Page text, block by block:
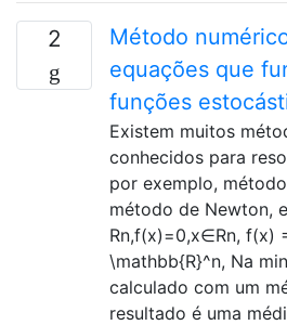
2
Método
equações que
funções
Existem muitos
conhecidos para
por exemplo,
método de Newton,
Rn,f(x)=0,x∈Rn, f(x)
\mathbb{R}^n, Na
calculado com um
resultado é uma